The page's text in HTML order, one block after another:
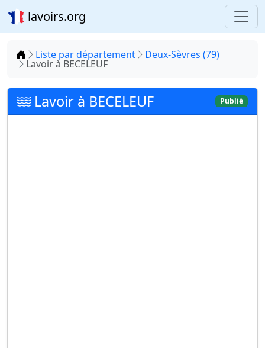
lavoirs.org
Accueil
Liste par département Deux-Sèvres (79)
Lavoir à BECELEUF
Lavoir à BECELEUF Publié